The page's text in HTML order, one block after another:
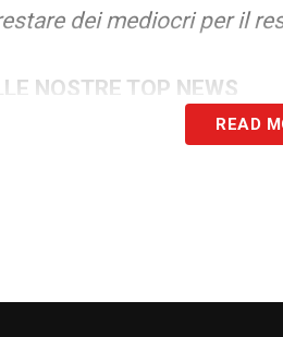
dei mediocri per il
NOSTRE TOP NEWS
READ